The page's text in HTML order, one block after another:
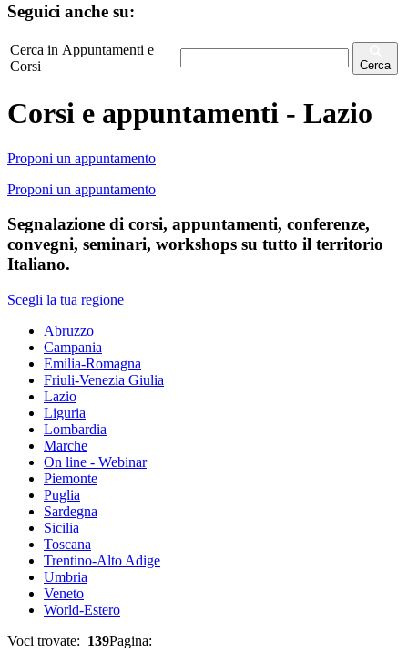
Seguici anche su:
Cerca in Appuntamenti e
Corsi
Cerca
Corsi e appuntamenti - Lazio
Proponi un appuntamento
Proponi un appuntamento
Segnalazione di corsi, appuntamenti, conferenze,
convegni, seminari, workshops su tutto il territorio
Italiano.
Scegli la tua regione
Abruzzo
Campania
Emilia-Romagna
Friuli-Venezia Giulia
Lazio
Liguria
Lombardia
Marche
On line - Webinar
Piemonte
Puglia
Sardegna
Sicilia
Toscana
Trentino-Alto Adige
Umbria
Veneto
World-Estero
Voci trovate: 139Pagina: